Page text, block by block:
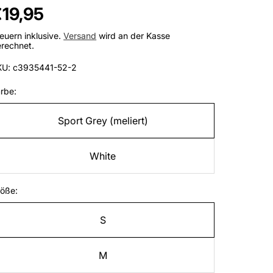
inklusive.Versand wird an der Kasse
c3935441-52-2
Sport Grey (meliert)
White
S
M